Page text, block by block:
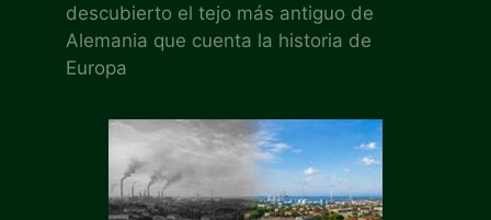
descubierto el tejo más antiguo de
Alemania que cuenta la historia de
Europa